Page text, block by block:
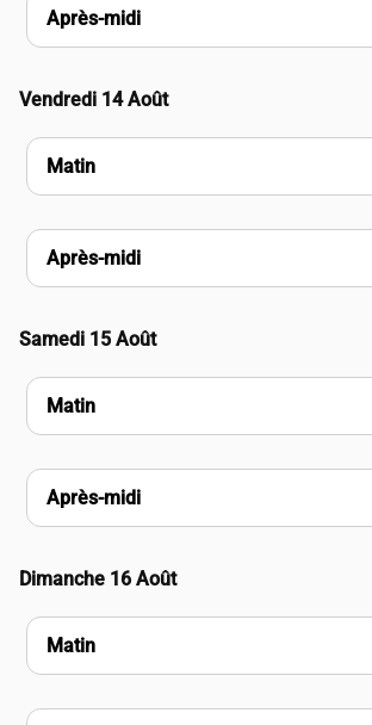
Après-midi
Vendredi 14 Août
Matin
Après-midi
Samedi 15 Août
Matin
Après-midi
Dimanche 16 Août
Matin